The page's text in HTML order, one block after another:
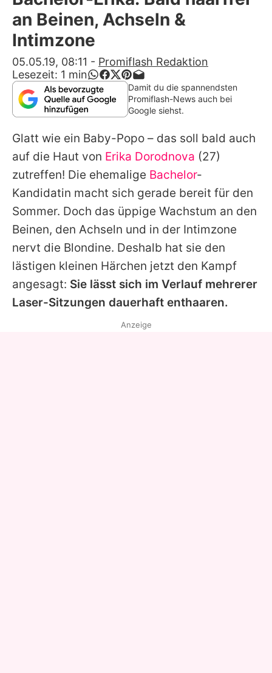
Alle Themen auf Promiflash
App runterladen
Team
Redaktionelle Richtlinien
Impressum
Datenschutzerklärung
Nutzungsbedingungen
Utiq verwalten
an Beinen, Achseln &
Intimzone
05.05.19, 08:11 - Promiflash Redaktion
Lesezeit: 1 min
Damit du die spannendsten
Promiflash-News auch bei
Google siehst.
Glatt wie ein Baby-Popo – das soll bald auch
auf die Haut von Erika Dorodnova (27)
zutreffen! Die ehemalige Bachelor-
Kandidatin macht sich gerade bereit für den
Sommer. Doch das üppige Wachstum an den
Beinen, den Achseln und in der Intimzone
nervt die Blondine. Deshalb hat sie den
lästigen kleinen Härchen jetzt den Kampf
angesagt: Sie lässt sich im Verlauf mehrerer
Laser-Sitzungen dauerhaft enthaaren.
Anzeige